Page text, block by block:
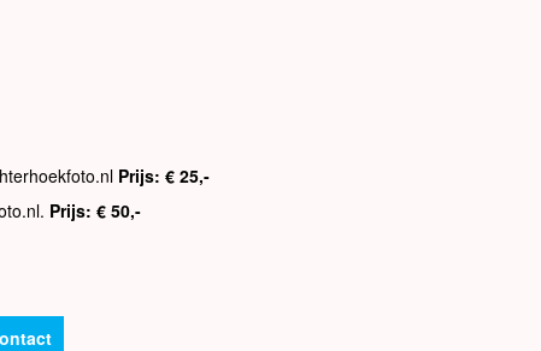
Prijs: € 25,-
Prijs: € 50,-